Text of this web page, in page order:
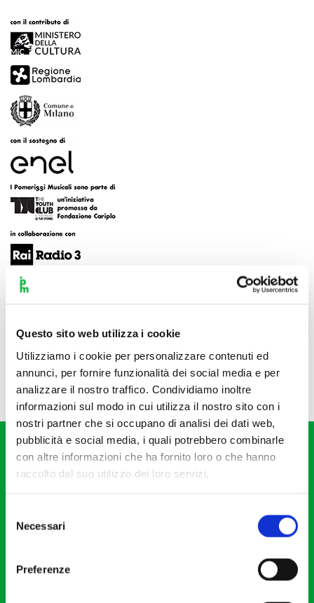
Questo sito web utilizza i cookie
Utilizziamo i cookie per personalizzare contenuti ed
annunci, per fornire funzionalità dei social media e per
analizzare il nostro traffico. Condividiamo inoltre
informazioni sul modo in cui utilizza il nostro sito con i
nostri partner che si occupano di analisi dei dati web,
pubblicità e social media, i quali potrebbero combinarle
con altre informazioni che ha fornito loro o che hanno
raccolto dal suo utilizzo dei loro servizi.
delNecessari
Preferenze
Fondazione I Pomeriggi Musicali
Partita Iva 04410060158